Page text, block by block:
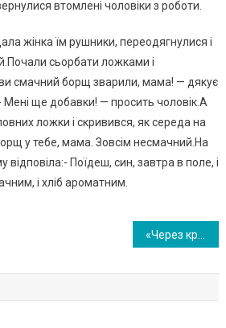
втомлені чоловіки з роботи.
жінка їм рушники, переодягнулися і
сьорбати ложками і
смачний борщ зварили, мама! — дякує
ще добавки! — просить чоловік.А
ложки і скривився, як середа на
у тебе, мама. Зовсім несмачний.На
Поїдеш, син, завтра в поле, і
і хліб ароматним.